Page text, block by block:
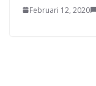
Februari 12, 2020